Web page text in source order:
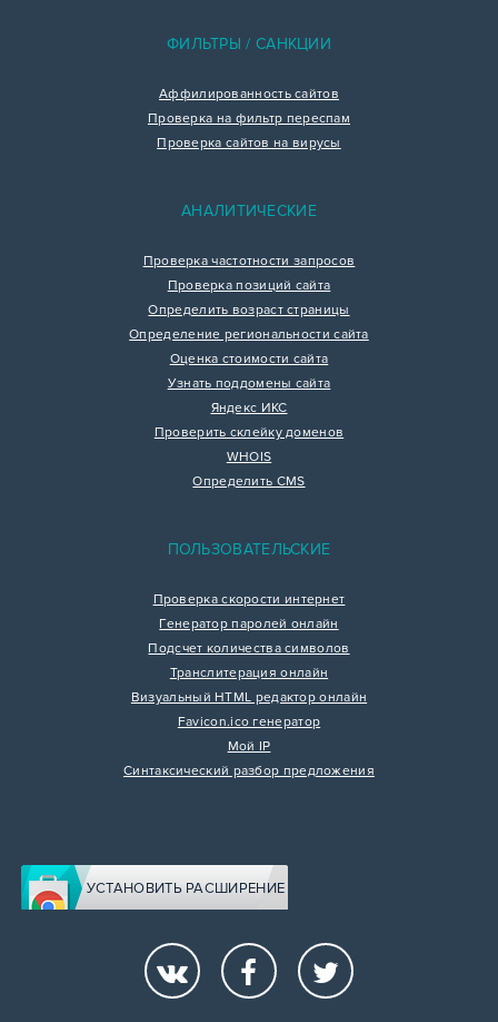
ФИЛЬТРЫ / САНКЦИИ
Аффилированность сайтов
Проверка на фильтр переспам
Проверка сайтов на вирусы
АНАЛИТИЧЕСКИЕ
Проверка частотности запросов
Проверка позиций сайта
Определить возраст страницы
Определение региональности сайта
Оценка стоимости сайта
Узнать поддомены сайта
Яндекс ИКС
Проверить склейку доменов
WHOIS
Определить CMS
ПОЛЬЗОВАТЕЛЬСКИЕ
Проверка скорости интернет
Генератор паролей онлайн
Подсчет количества символов
Транслитерация онлайн
Визуальный HTML редактор онлайн
Favicon.ico генератор
Мой IP
Синтаксический разбор предложения
УСТАНОВИТЬ РАСШИРЕНИЕ